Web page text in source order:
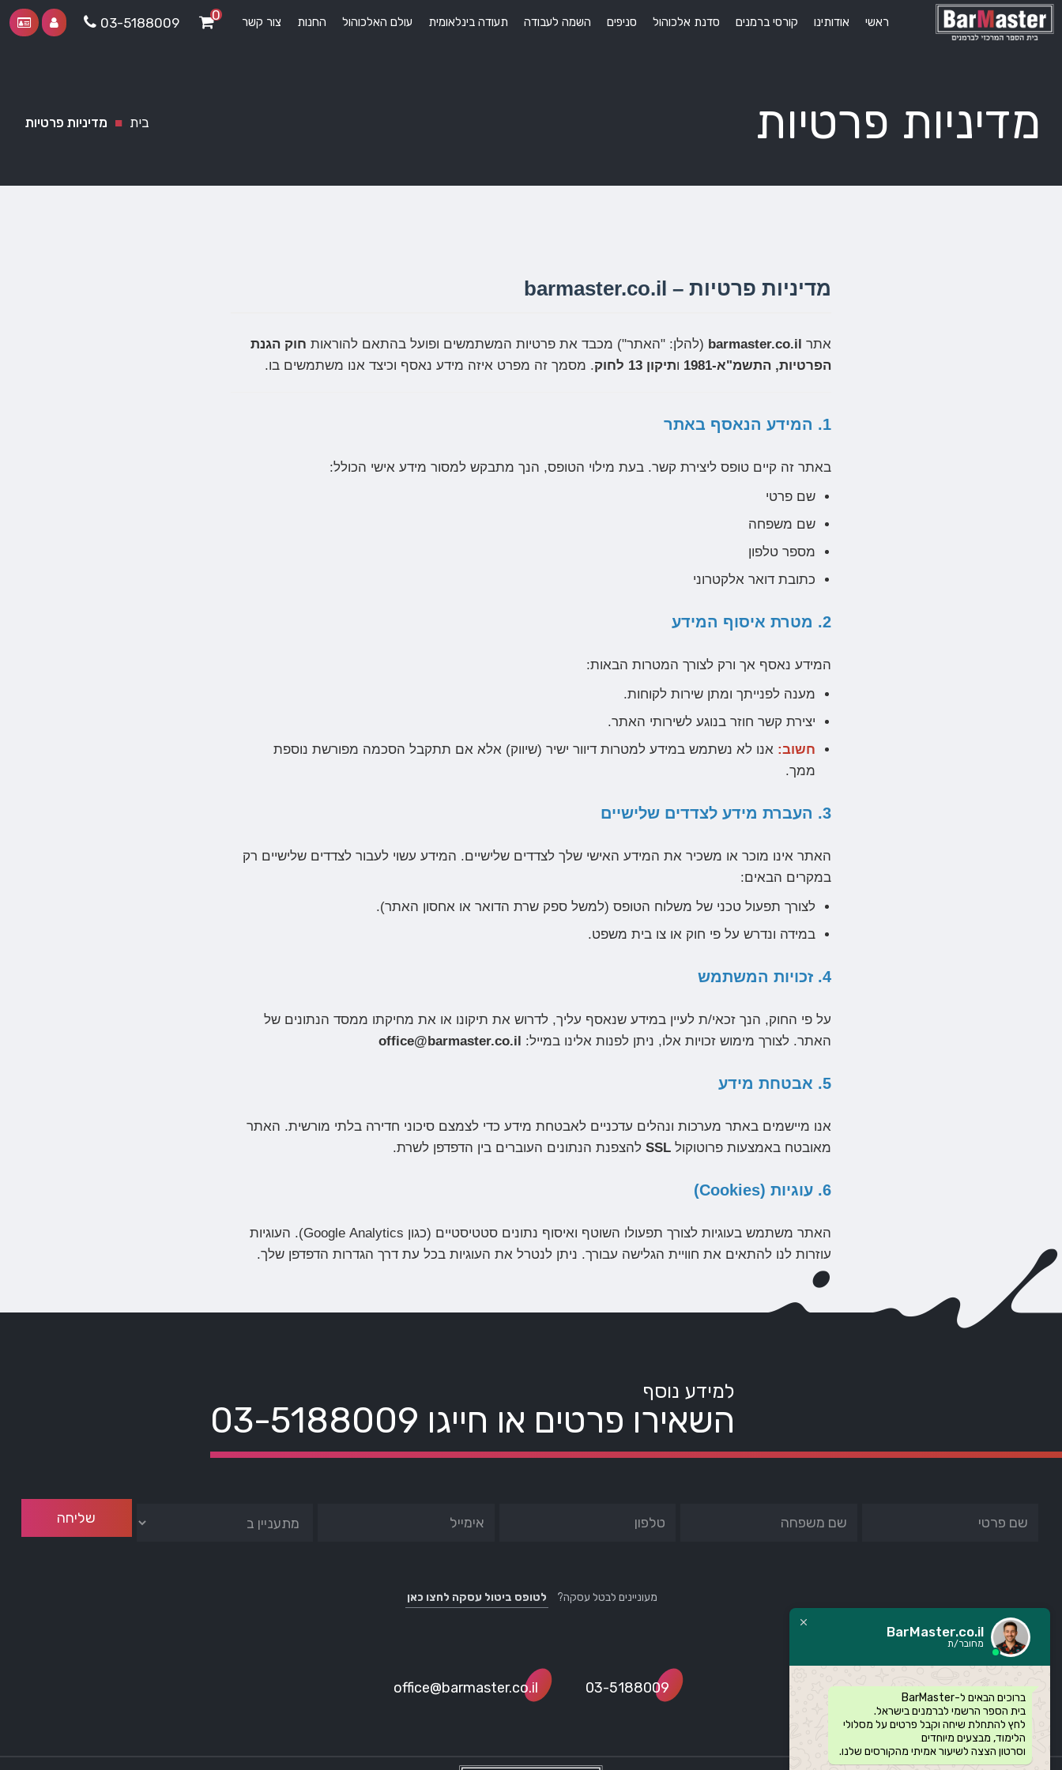
ראשי אודותינו קורסי ברמנים סדנת אלכוהול סניפים השמה לעבודה תעודה בינלאומית עולם האלכוהול החנות צור קשר 0
03-5188009
מדיניות פרטיות בית ■ מדיניות פרטיות
מדיניות פרטיות – barmaster.co.il
אתר barmaster.co.il (להלן: "האתר") מכבד את פרטיות המשתמשים ופועל בהתאם להוראות חוק הגנת
הפרטיות, התשמ"א-1981
ותיקון 13 לחוק . מסמך זה מפרט איזה מידע נאסף וכיצד אנו משתמשים בו.
1. המידע הנאסף באתר
באתר זה קיים טופס ליצירת קשר. בעת מילוי הטופס, הנך מתבקש למסור מידע אישי הכולל:
שם פרטי
שם משפחה
מספר טלפון
כתובת דואר אלקטרוני
2. מטרת איסוף המידע
המידע נאסף אך ורק לצורך המטרות הבאות:
מענה לפנייתך ומתן שירות לקוחות.
יצירת קשר חוזר בנוגע לשירותי האתר.
חשוב: אנו לא נשתמש במידע למטרות דיוור ישיר (שיווק) אלא אם תתקבל הסכמה מפורשת נוספת
ממך.
3. העברת מידע לצדדים שלישיים
האתר אינו מוכר או משכיר את המידע האישי שלך לצדדים שלישיים. המידע עשוי לעבור לצדדים שלישיים רק
במקרים הבאים:
לצורך תפעול טכני של משלוח הטופס (למשל ספק שרת הדואר או אחסון האתר).
במידה ונדרש על פי חוק או צו בית משפט.
4. זכויות המשתמש
על פי החוק, הנך זכאי/ת לעיין במידע שנאסף עליך, לדרוש את תיקונו או את מחיקתו ממסד הנתונים של
האתר. לצורך מימוש זכויות אלו, ניתן לפנות אלינו במייל: office@barmaster.co.il
5. אבטחת מידע
אנו מיישמים באתר מערכות ונהלים עדכניים לאבטחת מידע כדי לצמצם סיכוני חדירה בלתי מורשית. האתר
מאובטח באמצעות פרוטוקול SSL להצפנת הנתונים העוברים בין הדפדפן לשרת.
6. עוגיות (Cookies)
האתר משתמש בעוגיות לצורך תפעולו השוטף ואיסוף נתונים סטטיסטיים (כגון Google Analytics). העוגיות
עוזרות לנו להתאים את חוויית הגלישה עבורך. ניתן לנטרל את העוגיות בכל עת דרך הגדרות הדפדפן שלך.
למידע נוסף
השאירו פרטים או חייגו 03-5188009
מעוניינים לבטל עסקה? לטופס ביטול עסקה לחצו כאן
03-5188009
office@barmaster.co.il
BarMaster.co.il
מחובר/ת
ברוכים הבאים ל-BarMaster
בית הספר הרשמי לברמנים בישראל.
לחץ להתחלת שיחה וקבל פרטים על מסלולי
הלימוד, מבצעים מיוחדים
וסרטון הצצה לשיעור אמיתי מהקורסים שלנו.